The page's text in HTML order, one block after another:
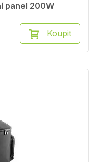
panel 200W
Koupit